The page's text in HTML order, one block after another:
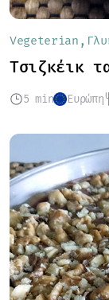
Vegeterian
Tσιζκέικ
5 min Ευρώπη